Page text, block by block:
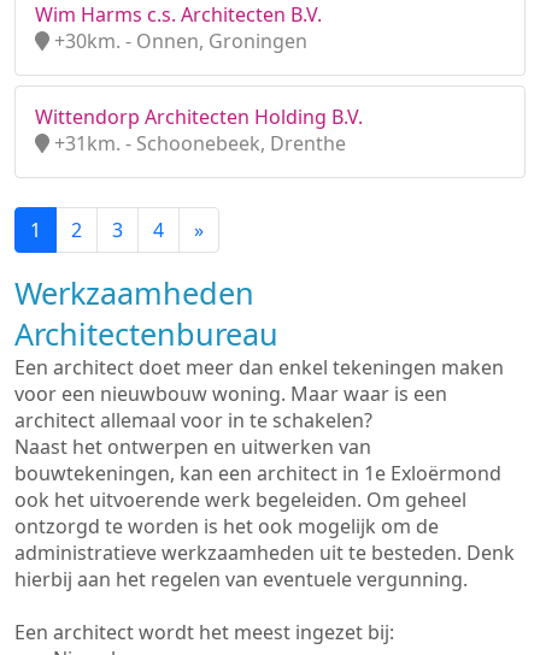
Wim Harms c.s. Architecten B.V.
+30km. - Onnen, Groningen
Wittendorp Architecten Holding B.V.
+31km. - Schoonebeek, Drenthe
1 2 3 4 »
Werkzaamheden
Architectenbureau
Een architect doet meer dan enkel tekeningen maken
voor een nieuwbouw woning. Maar waar is een
architect allemaal voor in te schakelen?
Naast het ontwerpen en uitwerken van
bouwtekeningen, kan een architect in 1e Exloërmond
ook het uitvoerende werk begeleiden. Om geheel
ontzorgd te worden is het ook mogelijk om de
administratieve werkzaamheden uit te besteden. Denk
hierbij aan het regelen van eventuele vergunning.
Een architect wordt het meest ingezet bij: